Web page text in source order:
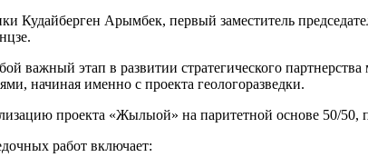
Кудайберген Арымбек, первый заместитель
важный этап в развитии стратегического
начиная именно с проекта геологоразведки.
проекта «Жылыой» на паритетной основе 50/
работ включает: